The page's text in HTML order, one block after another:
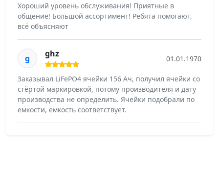
Хороший уровень обслуживания! Приятные в
общение! Большой ассортимент! Ребята помогают,
всё объясняют
g ghz 01.01.1970
Заказывал LiFePO4 ячейки 156 Ач, получил ячейки со
стёртой маркировкой, потому производителя и дату
производства не определить. Ячейки подобрали по
емкости, емкость соответствует.